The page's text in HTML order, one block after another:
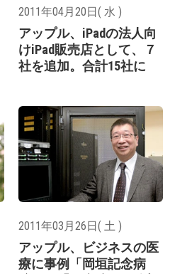
2011年04月20日( 水 )
アップル、iPadの法人向
けiPad販売店として、７
社を追加。合計15社に
2011年03月26日( 土 )
アップル、ビジネスの医
療に事例「岡垣記念病